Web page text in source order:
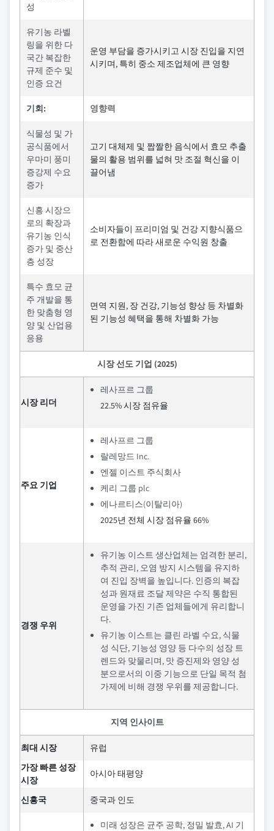
성
유기농 라벨
링을 위한 다
국간 복잡한
규제 준수 및
인증 요건
운영 부담을 증가시키고 시장 진입을 지연
시키며, 특히 중소 제조업체에 큰 영향
기회: 영향력
식물성 및 가
공식품에서
우마미 풍미
증강제 수요
증가
고기 대체제 및 짭짤한 음식에서 효모 추출
물의 활용 범위를 넓혀 맛 조절 혁신을 이
끌어냄
신흥 시장으
로의 확장과
유기농 인식
증가 및 중산
층 성장
소비자들이 프리미엄 및 건강 지향식품으
로 전환함에 따라 새로운 수익원 창출
특수 효모 균
주 개발을 통
한 맞춤형 영
양 및 산업용
응용
면역 지원, 장 건강, 기능성 향상 등 차별화
된 기능성 혜택을 통해 차별화 가능
시장 선도 기업 (2025)
시장 리더
레사프르 그룹
22.5% 시장 점유율
주요 기업
레사프르 그룹
랄레망드 Inc.
엔젤 이스트 주식회사
케리 그룹 plc
에나르티스(이탈리아)
2025년 전체 시장 점유율 66%
경쟁 우위
유기농 이스트 생산업체는 엄격한 분리,
추적 관리, 오염 방지 시스템을 유지하
여 진입 장벽을 높입니다. 인증의 복잡
성과 원재료 조달 제약은 수직 통합된
운영을 가진 기존 업체들에게 유리합니
다.
유기농 이스트는 클린 라벨 수요, 식물
성 식단, 기능성 영양 등 다수의 성장 트
렌드와 맞물리며, 맛 증진제와 영양 성
분으로서의 이중 기능으로 단일 목적 첨
가제에 비해 경쟁 우위를 제공합니다.
지역 인사이트
최대 시장
유럽
가장 빠른 성장
시장
아시아 태평양
신흥국 중국과 인도
미래 성장은 균주 공학, 정밀 발효, AI 기